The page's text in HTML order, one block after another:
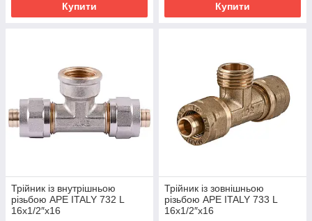
Купити Купити
Трійник із внутрішньою
різьбою APE ITALY 732 L
16x1/2″x16
Трійник із зовнішньою
різьбою APE ITALY 733 L
16x1/2″x16